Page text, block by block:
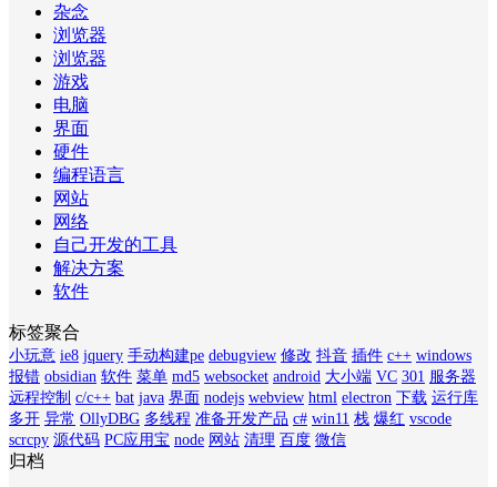
杂念
浏览器
浏览器
游戏
电脑
界面
硬件
编程语言
网站
网络
自己开发的工具
解决方案
软件
标签聚合
小玩意 ie8 jquery 手动构建pe debugview 修改 抖音 插件 c++ windows
报错 obsidian 软件 菜单 md5 websocket android 大小端 VC 301 服务器
远程控制 c/c++ bat java 界面 nodejs webview html electron 下载 运行库
多开 异常 OllyDBG 多线程 准备开发产品 c# win11 栈 爆红 vscode
scrcpy 源代码 PC应用宝 node 网站 清理 百度 微信
归档